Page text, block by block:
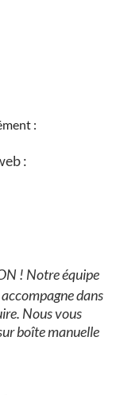
:
:
! Notre équipe
dans
Nous vous
boîte manuelle